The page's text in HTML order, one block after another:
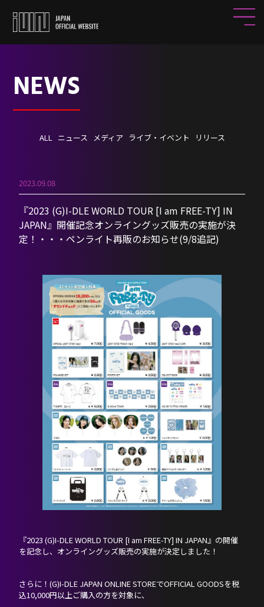
NEWS
ALL ニュース メディア ライブ・イベント リリース
2023.09.08
『2023 (G)I-DLE WORLD TOUR [I am FREE-TY] IN
JAPAN』開催記念オンライングッズ販売の実施が決
定！・・・ペンライト再販のお知らせ(9/8追記)
『2023 (G)I-DLE WORLD TOUR [I am FREE-TY] IN JAPAN』の開催
を記念し、オンライングッズ販売の実施が決定しました！
さらに！(G)I-DLE JAPAN ONLINE STOREでOFFICIAL GOODSを税
込10,000円以上ご購入の方を対象に、